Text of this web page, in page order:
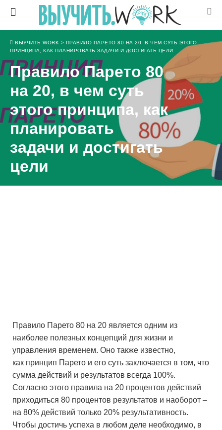
ВЫУЧИТЬ WORK > ПРАВИЛО ПАРЕТО 80 НА 20, В ЧЕМ СУТЬ ЭТОГО
ПРИНЦИПА, КАК ПЛАНИРОВАТЬ ЗАДАЧИ И ДОСТИГАТЬ ЦЕЛИ
Правило Парето 80
на 20, в чем суть
этого принципа, как
планировать
задачи и достигать
цели
Правило Парето 80 на 20 является одним из
наиболее полезных концепций для жизни и
управления временем. Оно также известно,
как принцип Парето и его суть заключается в том, что
сумма действий и результатов всегда 100%.
Согласно этого правила на 20 процентов действий
приходиться 80 процентов результатов и наоборот –
на 80% действий только 20% результативность.
Чтобы достичь успеха в любом деле необходимо, в